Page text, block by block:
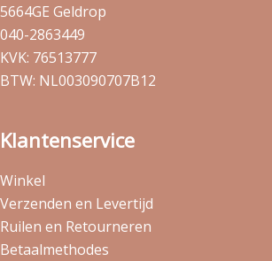
5664GE Geldrop
040-2863449
KVK: 76513777
BTW: NL003090707B12
Klantenservice
Winkel
Verzenden en Levertijd
Ruilen en Retourneren
Betaalmethodes